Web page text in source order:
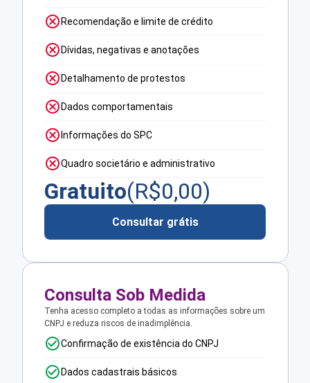
Recomendação e limite de crédito
Dívidas, negativas e anotações
Detalhamento de protestos
Dados comportamentais
Informações do SPC
Quadro societário e administrativo
Gratuito(R$0,00)
Consultar grátis
Consulta Sob Medida
Tenha acesso completo a todas as informações sobre um
CNPJ e reduza riscos de inadimplência.
Confirmação de existência do CNPJ
Dados cadastrais básicos